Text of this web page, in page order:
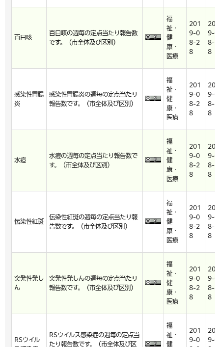
百日咳
百日咳の週毎の定点当たり報告数
です。（市全体及び区別）
福
祉・
健
康・
医療
201
9-0
8-2
8
201
9-0
8-2
8
感染性胃腸
炎
感染性胃腸炎の週毎の定点当たり
報告数です。（市全体及び区別）
福
祉・
健
康・
医療
201
9-0
8-2
8
201
9-0
8-2
8
水痘
水痘の週毎の定点当たり報告数で
す。（市全体及び区別）
福
祉・
健
康・
医療
201
9-0
8-2
8
201
9-0
8-2
8
伝染性紅斑
伝染性紅斑の週毎の定点当たり報
告数です。（市全体及び区別）
福
祉・
健
康・
医療
201
9-0
8-2
8
201
9-0
8-2
8
突発性発し
ん
突発性発しんの週毎の定点当たり
報告数です。（市全体及び区別）
福
祉・
健
康・
医療
201
9-0
8-2
8
201
9-0
8-2
8
RSウイル
RSウイルス感染症の週毎の定点当
たり報告数です。（市全体及び区
福
祉・
健
201
9-0
201
9-0